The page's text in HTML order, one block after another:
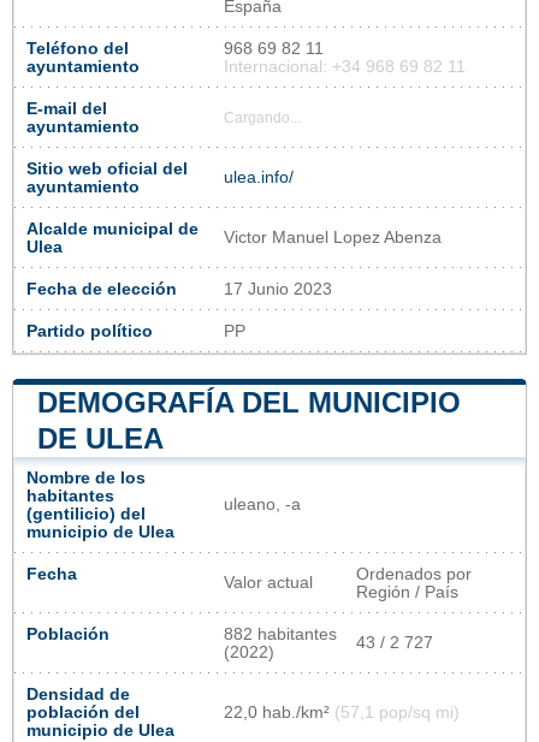
España
Teléfono del
ayuntamiento
968 69 82 11
Internacional: +34 968 69 82 11
E-mail del
ayuntamiento
Cargando...
Sitio web oficial del
ayuntamiento
ulea.info/
Alcalde municipal de
Ulea
Victor Manuel Lopez Abenza
Fecha de elección 17 Junio 2023
Partido político PP
DEMOGRAFÍA DEL MUNICIPIO
DE ULEA
Nombre de los
habitantes
(gentilicio) del
municipio de Ulea
uleano, -a
Fecha Valor actual
Ordenados por
Región / País
Población
882 habitantes
(2022)
43 / 2 727
Densidad de
población del
municipio de Ulea
22,0 hab./km² (57,1 pop/sq mi)